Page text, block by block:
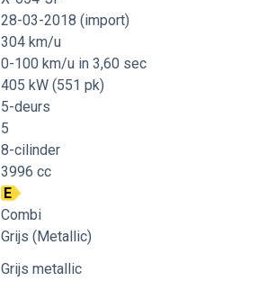
28-03-2018 (import)
304 km/u
0-100 km/u in 3,60 sec
405 kW (551 pk)
5-deurs
5
8-cilinder
3996 cc
E
Combi
Grijs (Metallic)
Grijs metallic